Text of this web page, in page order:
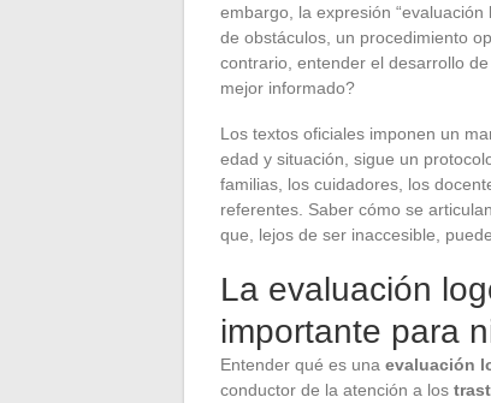
embargo, la expresión
de obstáculos, un procedimiento
contrario, entender el desarrollo
mejor informado?
Los textos oficiales imponen un
edad y situación, sigue un
familias, los cuidadores, los
referentes. Saber cómo se
que, lejos de ser inaccesible,
La evaluación
importante para
Entender qué es una evaluación
conductor de la atención a los